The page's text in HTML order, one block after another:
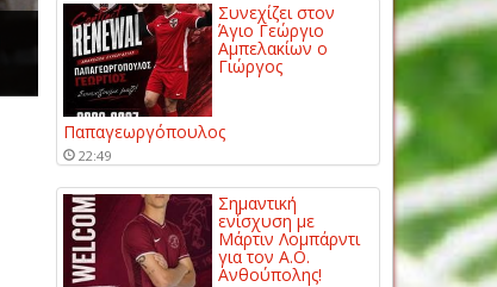
Συνεχίζει στον
Άγιο Γεώργιο
Αμπελακίων ο
Γιώργος
Παπαγεωργόπουλος
22:49
Σημαντική
ενίσχυση με
Μάρτιν Λομπάρντι
για τον Α.Ο.
Ανθούπολης!